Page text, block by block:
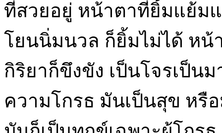
ที่สวยอยู่ หน้าตาที่ยิ้มแย้ม
โยนนิ่มนวล ก็ยิ้มไม่ได้ หน้
กิริยาก็ขึงขัง เป็นโจรเป็น
ความโกรธ มันเป็นสุข หรื